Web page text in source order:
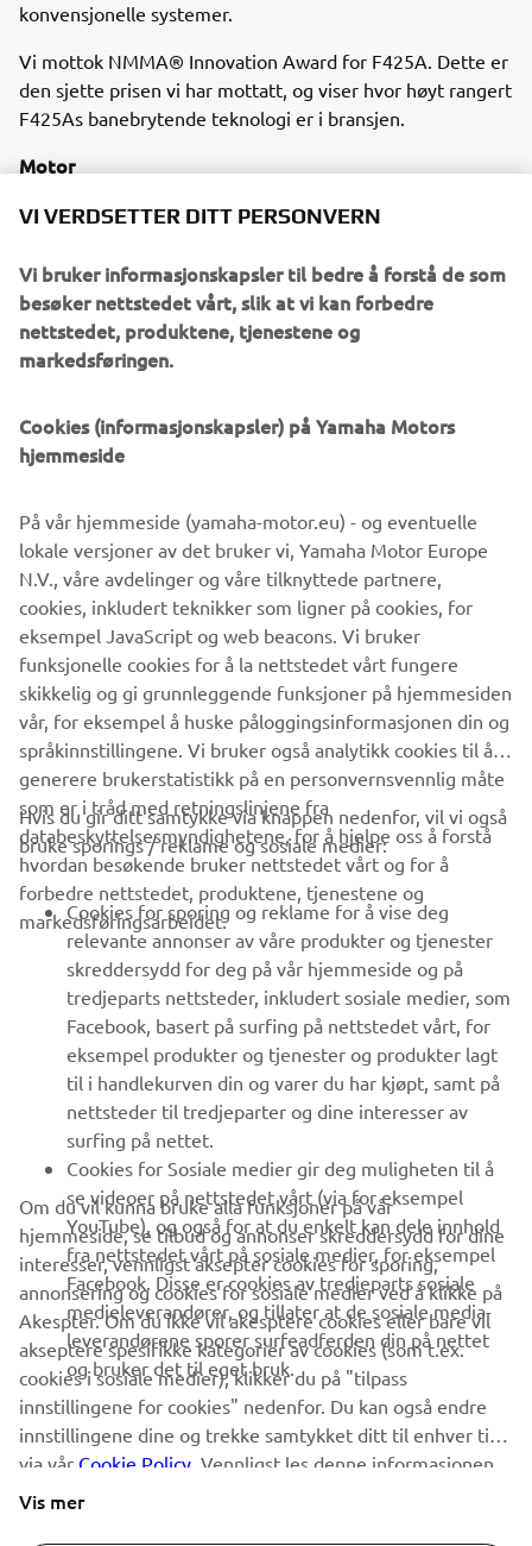
konvensjonelle systemer.
Vi mottok NMMA® Innovation Award for F425A. Dette er
den sjette prisen vi har mottatt, og viser hvor høyt rangert
F425As banebrytende teknologi er i bransjen.
Motor
opptil 425 hestekrefter.
2018 KODIAK 450 EPS
Informasjonen og/eller bildene på disse nettsidene kan
aldri brukes til kommersielle eller ikke-kommersielle
formål uten eksplisitt skriftlig samtykke fra Yamaha Motor
Europe N.V. og/eller Yamaha Motor Co., Ltd.
Kjør alltid på en trygg måte og følg lokale lover og regler.
VIRKSOMHET
B2B
UTFORSK YAMAHA
FAQ & SUPPORT
NYHETSBREV
Vær den første til å lære om de siste tilbudene, spesielle
arrangementer, nye utgivelser og mye mer
ABONNER
Les vår personvernerklæring for å lære hvordan vi behandler dine
personopplysninger:
Retningslinjer for Personvern
Norway (Norwegian)
VI VERDSETTER DITT PERSONVERN
Vi bruker informasjonskapsler til bedre å forstå de som
besøker nettstedet vårt, slik at vi kan forbedre
nettstedet, produktene, tjenestene og
markedsføringen.
Cookies (informasjonskapsler) på Yamaha Motors
hjemmeside
På vår hjemmeside (yamaha-motor.eu) - og eventuelle
lokale versjoner av det bruker vi, Yamaha Motor Europe
N.V., våre avdelinger og våre tilknyttede partnere,
cookies, inkludert teknikker som ligner på cookies, for
eksempel JavaScript og web beacons. Vi bruker
funksjonelle cookies for å la nettstedet vårt fungere
skikkelig og gi grunnleggende funksjoner på hjemmesiden
vår, for eksempel å huske påloggingsinformasjonen din og
språkinnstillingene. Vi bruker også analytikk cookies til å
generere brukerstatistikk på en personvernsvennlig måte
som er i tråd med retningslinjene fra
databeskyttelsesmyndighetene, for å hjelpe oss å forstå
hvordan besøkende bruker nettstedet vårt og for å
forbedre nettstedet, produktene, tjenestene og
markedsføringsarbeidet.
Hvis du gir ditt samtykke via knappen nedenfor, vil vi også
bruke sporings / reklame og sosiale medier:
Cookies for sporing og reklame for å vise deg
relevante annonser av våre produkter og tjenester
skreddersydd for deg på vår hjemmeside og på
tredjeparts nettsteder, inkludert sosiale medier, som
Facebook, basert på surfing på nettstedet vårt, for
eksempel produkter og tjenester og produkter lagt
til i handlekurven din og varer du har kjøpt, samt på
nettsteder til tredjeparter og dine interesser av
surfing på nettet.
Cookies for Sosiale medier gir deg muligheten til å
se videoer på nettstedet vårt (via for eksempel
YouTube), og også for at du enkelt kan dele innhold
fra nettstedet vårt på sosiale medier, for eksempel
Facebook. Disse er cookies av tredjeparts sosiale
medieleverandører, og tillater at de sosiale media-
leverandørene sporer surfeadferden din på nettet
og bruker det til eget bruk.
Om du vil kunna bruke alla funksjoner på vår
hjemmeside, se tilbud og annonser skreddersydd for dine
interesser, vennligst aksepter cookies for sporing,
annonsering og cookies for sosiale medier ved å klikke på
Akespter. Om du ikke vil akesptere cookies eller bare vil
akseptere spesifikke kategorier av cookies (som t.ex.
cookies i sosiale medier), klikker du på "tilpass
innstillingene for cookies" nedenfor. Du kan også endre
innstillingene dine og trekke samtykket ditt til enhver tid
via vår Cookie Policy . Vennligst les denne informasjonen
for å lære mer om cookies vi bruker og hvordan vi
Vis mer